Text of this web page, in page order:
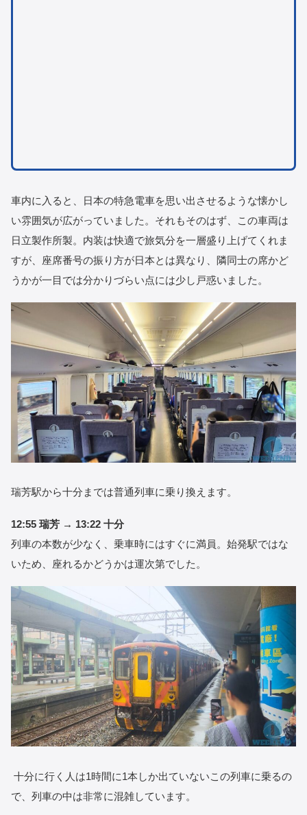
車内に入ると、日本の特急電車を思い出させるような懐かし
い雰囲気が広がっていました。それもそのはず、この車両は
日立製作所製。内装は快適で旅気分を一層盛り上げてくれま
すが、座席番号の振り方が日本とは異なり、隣同士の席かど
うかが一目では分かりづらい点には少し戸惑いました。
瑞芳駅から十分までは普通列車に乗り換えます。
12:55 瑞芳 → 13:22 十分
列車の本数が少なく、乗車時にはすぐに満員。始発駅ではな
いため、座れるかどうかは運次第でした。
十分に行く人は1時間に1本しか出ていないこの列車に乗るの
で、列車の中は非常に混雑しています。